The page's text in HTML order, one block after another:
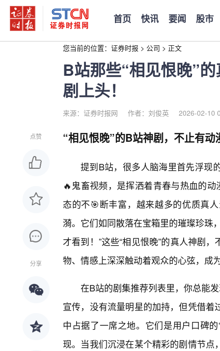
首页 快讯 要闻 股市
您当前的位置： 证券时报 > 公司 > 正文
B站那些“相见恨晚”
剧上头！
来源：证券时报网 作者：刘俊英 2026-02-10
点赞
分享
“相见恨晚”的B站神剧，不止有动
提到B站，很多人脑海里首先浮现
🔥鬼畜视频，是挥洒着青春与热血的
态的不🎯断丰富，越来越多的优质真
漪。它们如同散落在宝箱里的璀璨珍珠
才看到！”这些“相见恨晚”的真人神剧
物、情感上深深触动着观众的心弦，成
在B站的剧集推荐列表里，你总能
宣传，没有流量明星的加持，但凭借
中占据了一席之地。它们是用户口碑
现。当我们沉浸在某个精彩的剧情节